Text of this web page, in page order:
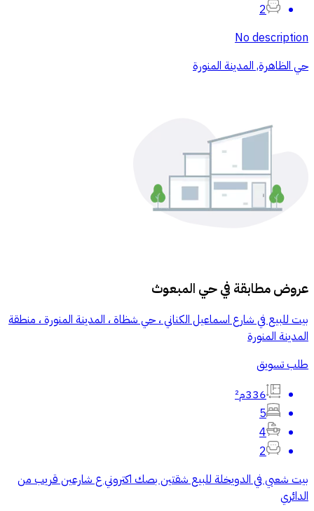
2
No description
حي الظاهرة, المدينة المنورة
عروض مطابقة فيحي المبعوث
بيت للبيع في شارع اسماعيل الكناني ، حي شظاة ، المدينة المنورة ، منطقة
المدينة المنورة
طلب تسويق
336م²
5
4
2
بيت شعبي في الدويخلة للبيع شقتين بصك اكتروني ع شارعين قريب من
الدائري